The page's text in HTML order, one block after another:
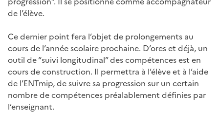
de l’élève.
Ce dernier point fera l’objet de prolongements au
cours de l’année scolaire prochaine. D’ores et déjà, un
outil de “suivi longitudinal” des compétences est en
cours de construction. Il permettra à l’élève et à l’aide
de l’ENTmip, de suivre sa progression sur un certain
nombre de compétences préalablement définies par
l’enseignant.